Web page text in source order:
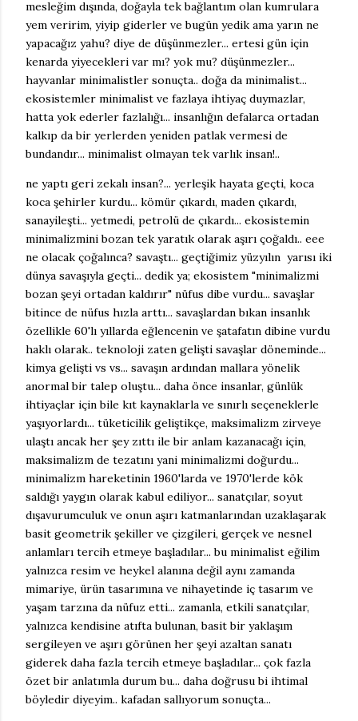
mesleğim dışında, doğayla tek bağlantım olan kumrulara
yem veririm, yiyip giderler ve bugün yedik ama yarın ne
yapacağız yahu? diye de düşünmezler... ertesi gün için
kenarda yiyecekleri var mı? yok mu? düşünmezler...
hayvanlar minimalistler sonuçta.. doğa da minimalist...
ekosistemler minimalist ve fazlaya ihtiyaç duymazlar,
hatta yok ederler fazlalığı... insanlığın defalarca ortadan
kalkıp da bir yerlerden yeniden patlak vermesi de
bundandır... minimalist olmayan tek varlık insan!..
ne yaptı geri zekalı insan?... yerleşik hayata geçti, koca
koca şehirler kurdu... kömür çıkardı, maden çıkardı,
sanayileşti... yetmedi, petrolü de çıkardı... ekosistemin
minimalizmini bozan tek yaratık olarak aşırı çoğaldı.. eee
ne olacak çoğalınca? savaştı... geçtiğimiz yüzyılın yarısı iki
dünya savaşıyla geçti... dedik ya; ekosistem "minimalizmi
bozan şeyi ortadan kaldırır" nüfus dibe vurdu... savaşlar
bitince de nüfus hızla arttı... savaşlardan bıkan insanlık
özellikle 60'lı yıllarda eğlencenin ve şatafatın dibine vurdu
haklı olarak.. teknoloji zaten gelişti savaşlar döneminde...
kimya gelişti vs vs... savaşın ardından mallara yönelik
anormal bir talep oluştu... daha önce insanlar, günlük
ihtiyaçlar için bile kıt kaynaklarla ve sınırlı seçeneklerle
yaşıyorlardı... tüketicilik geliştikçe, maksimalizm zirveye
ulaştı ancak her şey zıttı ile bir anlam kazanacağı için,
maksimalizm de tezatını yani minimalizmi doğurdu...
minimalizm hareketinin 1960'larda ve 1970'lerde kök
saldığı yaygın olarak kabul ediliyor... sanatçılar, soyut
dışavurumculuk ve onun aşırı katmanlarından uzaklaşarak
basit geometrik şekiller ve çizgileri, gerçek ve nesnel
anlamları tercih etmeye başladılar... bu minimalist eğilim
yalnızca resim ve heykel alanına değil aynı zamanda
mimariye, ürün tasarımına ve nihayetinde iç tasarım ve
yaşam tarzına da nüfuz etti... zamanla, etkili sanatçılar,
yalnızca kendisine atıfta bulunan, basit bir yaklaşım
sergileyen ve aşırı görünen her şeyi azaltan sanatı
giderek daha fazla tercih etmeye başladılar... çok fazla
özet bir anlatımla durum bu... daha doğrusu bi ihtimal
böyledir diyeyim.. kafadan sallıyorum sonuçta...